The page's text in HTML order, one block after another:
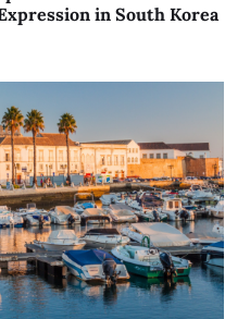
in South Korea